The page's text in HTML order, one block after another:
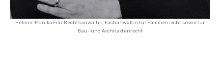
Helene-Monika Filiz Rechtsanwältin, Fachanwältin für Familienrecht sowie für
Bau- und Architektenrecht